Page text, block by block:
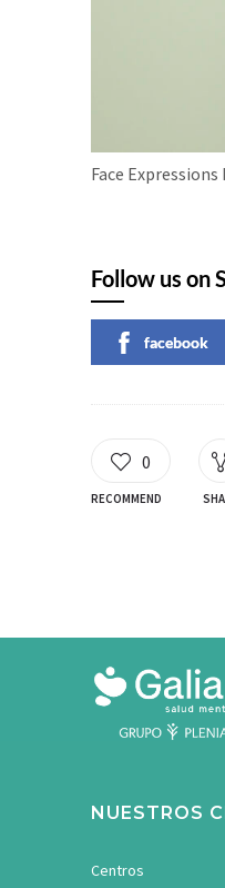
Face
Follow us on
facebook
0
RECOMMEND
NUESTROS
Centros